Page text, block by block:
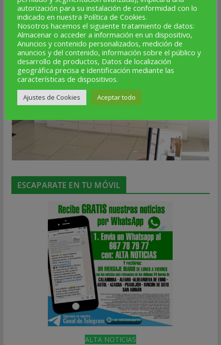
ESCAPARATE EN TU MÓVIL
ALTA NOTICIAS
autorización para su instalación de conformidad con lo
indicado en nuestra Política de Cookies.
Nosotros hacemos el siguiente tratamiento de datos:
Almacenar o acceder a información en un dispositivo,
Anuncios y contenido personalizados, medición de
anuncios y del contenido, información sobre el público y
desarrollo de productos, Datos de localización
geográfica precisa e identificación mediante las
características de dispositivos.
Ajustes de Cookies Aceptar todo